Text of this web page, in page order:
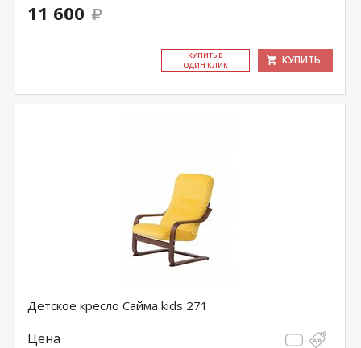
11 600
КУ­ПИТЬ В
ОДИН КЛИК
КУПИТЬ
Детское кресло Сайма kids 271
Цена